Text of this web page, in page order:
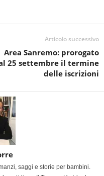
Articolo successivo
Area Sanremo: prorogato
25 settembre il termine
delle iscrizioni
saggi e storie per bambini.